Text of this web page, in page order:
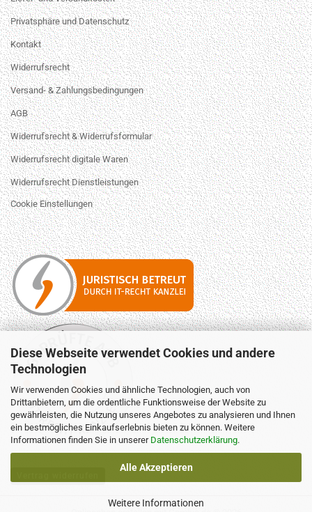
Diese Webseite verwendet Cookies und andere
Technologien
Wir verwenden Cookies und ähnliche Technologien, auch von
Drittanbietern, um die ordentliche Funktionsweise der Website zu
gewährleisten, die Nutzung unseres Angebotes zu analysieren und Ihnen
ein bestmögliches Einkaufserlebnis bieten zu können. Weitere
Informationen finden Sie in unserer Datenschutzerklärung.
Alle Akzeptieren
Weitere Informationen
Privatsphäre und Datenschutz
Kontakt
Widerrufsrecht
Versand- & Zahlungsbedingungen
AGB
Widerrufsrecht & Widerrufsformular
Widerrufsrecht digitale Waren
Widerrufsrecht Dienstleistungen
Cookie Einstellungen